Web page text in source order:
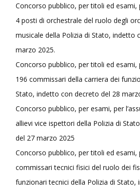
Concorso pubblico, per titoli ed
4 posti di orchestrale del ruolo degli
musicale della Polizia di Stato, indetto
marzo 2025.
Concorso pubblico, per titoli ed esami,
196 commissari della carriera dei
Stato, indetto con decreto del 28
Concorso pubblico, per esami, per
allievi vice ispettori della Polizia di
del 27 marzo 2025
Concorso pubblico, per titoli ed esami,
commissari tecnici fisici del ruolo dei
funzionari tecnici della Polizia di Stato,